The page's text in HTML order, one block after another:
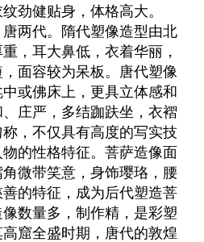
劲健贴身，体格高大。
两代。隋代塑像造型由北
，耳大鼻低，衣着华丽，
面容较为呆板。唐代塑像
或佛床上，更具立体感和
庄严，多结跏趺坐，衣褶
，不仅具有高度的写实技
的性格特征。菩萨造像面
微带笑意，身饰璎珞，腰
的特征，成为后代塑造菩
数量多，制作精，是彩塑
窟全盛时期，唐代的敦煌